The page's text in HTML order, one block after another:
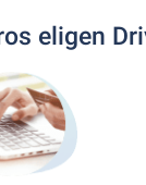
eligen